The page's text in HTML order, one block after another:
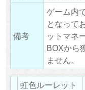
備考
ゲーム内
となって
ットマネ
BOXから
ません。
虹色ルーレット